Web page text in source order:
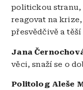
politickou stranu,
reagovat na
přesvědčivě a
Jana
věci, snaží se o
Politolog Aleše